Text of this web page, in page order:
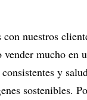
nuestros
mucho en
y
sostenibles.